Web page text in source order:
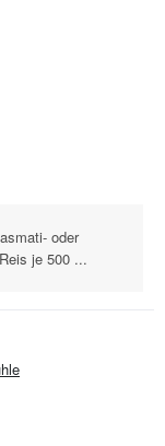
oder
je 500 ...